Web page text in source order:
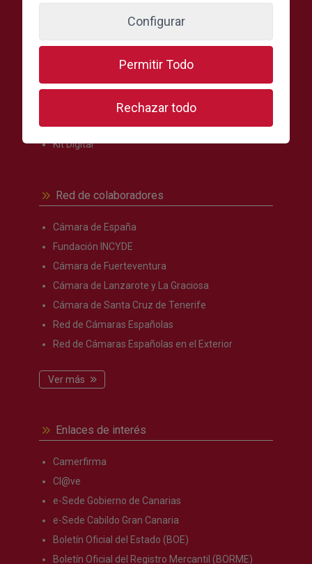
Formación
Comercio
Noticias
Kit Digital
Red de colaboradores
Cámara de España
Fundación INCYDE
Cámara de Fuerteventura
Cámara de Lanzarote y La Graciosa
Cámara de Santa Cruz de Tenerife
Red de Cámaras Españolas
Red de Cámaras Españolas en el Exterior
Ver más
Enlaces de interés
Camerfirma
Cl@ve
e-Sede Gobierno de Canarias
e-Sede Cabildo Gran Canaria
Boletín Oficial del Estado (BOE)
Boletín Oficial del Registro Mercantil (BORME)
Configurar
Permitir Todo
Rechazar todo